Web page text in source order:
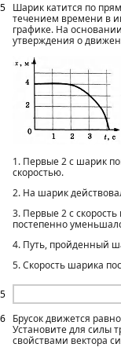
5
5
Шарик катится по
течением времени в
графике. На
утверждения о
1. Первые 2 с шарик
скоростью.
2. На шарик
3. Первые 2 с
постепенно
4. Путь, пройденный
5. Скорость шарика
6
Брусок движется
Установите для силы
свойствами вектора